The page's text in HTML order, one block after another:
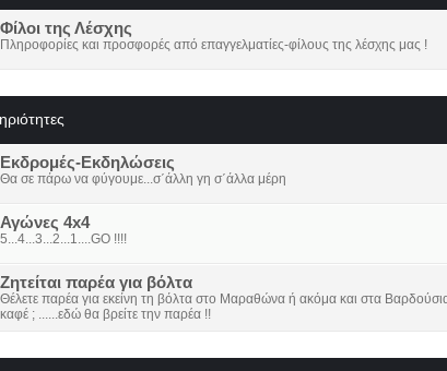
Φίλοι της Λέσχης
Πληροφορίες και προσφορές από επαγγελματίες-φίλους της λέσχης μας !
Εκδρομές-Εκδηλώσεις
Θα σε πάρω να φύγουμε...σ΄άλλη γη σ΄άλλα μέρη
Αγώνες 4x4
5...4...3...2...1....GO !!!!
Ζητείται παρέα για βόλτα
Θέλετε παρέα για εκείνη τη βόλτα στο Μαραθώνα ή ακόμα και στα
καφέ ; ......εδώ θα βρείτε την παρέα !!